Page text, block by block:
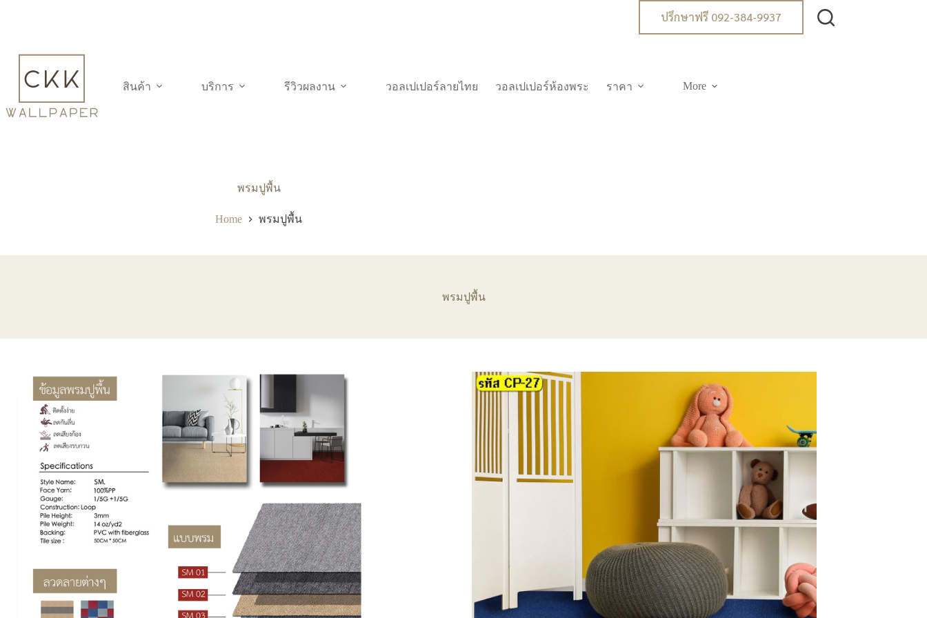
ปรึกษาฟรี 092-384-9937
สินค้า บริการ รีวิวผลงาน วอลเปเปอร์ลายไทย วอลเปเปอร์ห้องพระ ราคา More
พรมปูพื้น
Home พรมปูพื้น
พรมปูพื้น